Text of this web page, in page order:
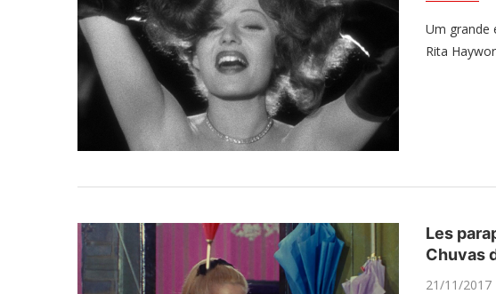
Um grande
Rita
Les
Chuvas
21/11/2017